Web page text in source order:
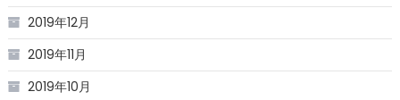
2019年12月
2019年11月
2019年10月